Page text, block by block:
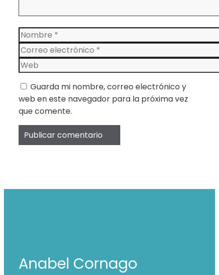
Nombre
Correo
electrónico
Web
Guarda mi nombre, correo electrónico y
web en este navegador para la próxima vez
que comente.
Anabel Cornago